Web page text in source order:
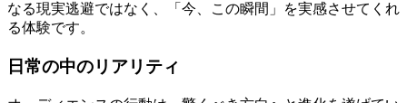
なる現実逃避ではなく、「今、この瞬間」を実感させてくれ
る体験です。
日常の中のリアリティ